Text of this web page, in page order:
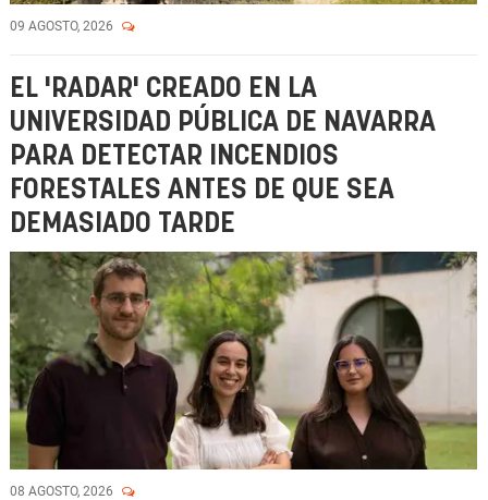
09 AGOSTO, 2026
EL 'RADAR' CREADO EN LA
UNIVERSIDAD PÚBLICA DE NAVARRA
PARA DETECTAR INCENDIOS
FORESTALES ANTES DE QUE SEA
DEMASIADO TARDE
08 AGOSTO, 2026